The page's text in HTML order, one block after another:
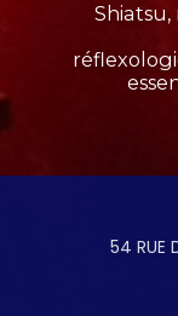
54 RUE